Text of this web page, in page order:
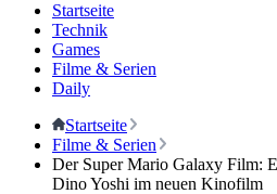
Startseite
Technik
Games
Filme & Serien
Daily
Startseite
Filme & Serien
Der Super Mario Galaxy Film:
Dino Yoshi im neuen Kinofilm